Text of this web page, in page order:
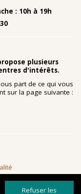
: 10h à 19h
plusieurs
d'intérêts.
part de ce qui vous
sur la page suivante :
Refuser les